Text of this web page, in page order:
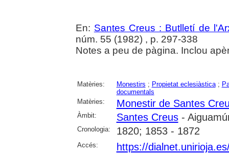
En: Santes Creus : Butlletí de
núm. 55 (1982) , p. 297-338
Notes a peu de pàgina. Inclou
Matèries: Monestirs ; Propietat eclesiàstica;
documentals
Matèries:
Monestir de Santes
Àmbit: Santes Creus-
Cronologia: 1820; 1853 - 1872
Accés:
https://